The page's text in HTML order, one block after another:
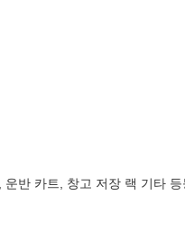
반 카트, 창고 저장 랙 기타